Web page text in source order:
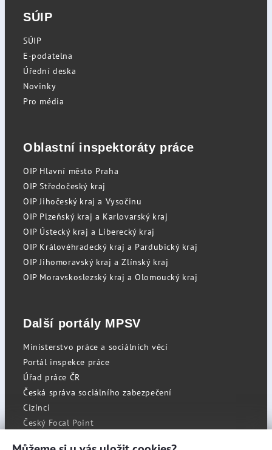
SÚIP
SÚIP
E-podatelna
Úřední deska
Novinky
Pro média
Oblastní inspektoráty práce
OIP Hlavní město Praha
OIP Středočeský kraj
OIP Jihočeský kraj a Vysočinu
OIP Plzeňský kraj a Karlovarský kraj
OIP Ústecký kraj a Liberecký kraj
OIP Královéhradecký kraj a Pardubický kraj
OIP Jihomoravský kraj a Zlínský kraj
OIP Moravskoslezský kraj a Olomoucký kraj
Další portály MPSV
Ministerstvo práce a sociálních věcí
Portál inspekce práce
Úřad práce ČR
Česká správa sociálního zabezpečení
Cizinci
Český Focal Point